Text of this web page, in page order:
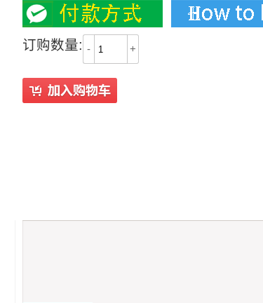
订购数量: - +